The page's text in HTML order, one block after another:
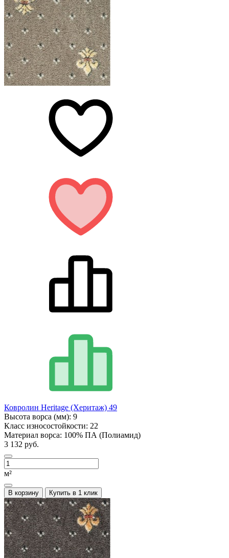
Ковролин Heritage (Херитаж) 49
Высота ворса (мм): 9
Класс износостойкости: 22
Материал ворса: 100% ПА (Полиамид)
3 132 руб.
м²
В корзину Купить в 1 клик